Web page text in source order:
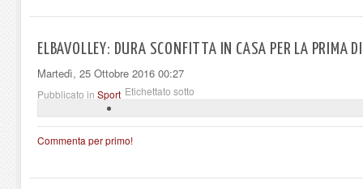
ELBAVOLLEY: DURA SCONFITTA IN CASA PER LA PRIMA
Martedì, 25 Ottobre 2016 00:27
Pubblicato in Sport Etichettato sotto
Commenta per primo!